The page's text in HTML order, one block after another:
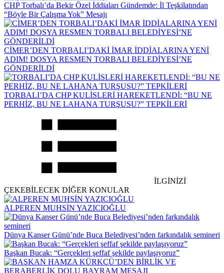
CHP Torbalı’da Bekir Özel İddiaları Gündemde: İl Teşkilatından
“Böyle Bir Çalışma Yok” Mesajı
CİMER’DEN TORBALI’DAKİ İMAR İDDİALARINA YENİ
ADIM! DOSYA RESMEN TORBALI BELEDİYESİ’NE
GÖNDERİLDİ
TORBALI’DA CHP KULİSLERİ HAREKETLENDİ: “BU NE
PERHİZ, BU NE LAHANA TURŞUSU?” TEPKİLERİ
İLGİNİZİ
ÇEKEBİLECEK DİĞER KONULAR
ALPEREN MUHSİN YAZICIOĞLU
Dünya Kanser Günü’nde Buca Belediyesi’nden farkındalık semineri
Başkan Bucak: “Gerçekleri şeffaf şekilde paylaşıyoruz”